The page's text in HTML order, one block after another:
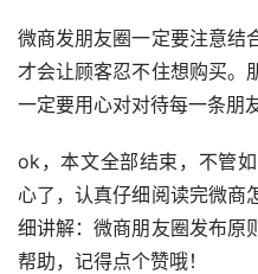
微商发朋友圈一定要注意结
才会让顾客忍不住想购买。
一定要用心对对待每一条朋
ok，本文全部结束，不管
心了，认真仔细阅读完微商
细讲解：微商朋友圈发布原
帮助，记得点个赞哦！